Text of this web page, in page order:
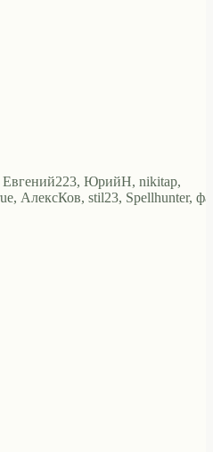
Евгений223, ЮрийН, nikitap,
АлексКов, stil23, Spellhunter,